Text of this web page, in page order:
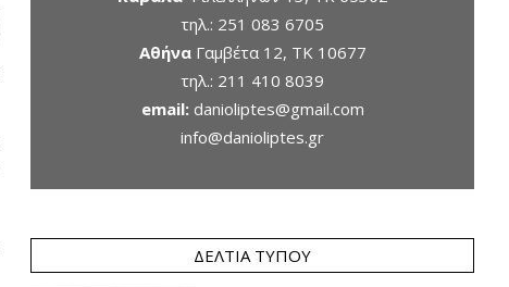
τηλ.: 251 083 6705
ΑθήναΓαμβέτα 12, ΤΚ 10677
τηλ.: 211 410 8039
email: danioliptes@gmail.com
info@danioliptes.gr
ΔΕΛΤΊΑ ΤΎΠΟΥ